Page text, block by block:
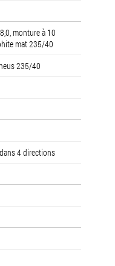
monture à 10
mat 235/40
235/40
4 directions